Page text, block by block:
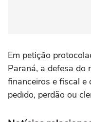
Em petição
Paraná, a defesa do
financeiros e fiscal e
pedido, perdão ou